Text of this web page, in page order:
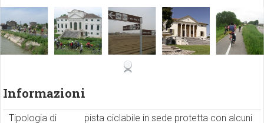
Informazioni
Tipologia di
pista ciclabile in sede protetta con alcuni